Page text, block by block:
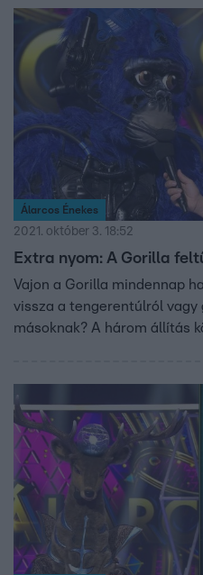
Álarcos Énekes
2021. október 3. 18:52
Extra nyom: A Gorilla
Vajon a Gorilla mindennap
vissza a tengerentúlról vagy
másoknak? A három állítás